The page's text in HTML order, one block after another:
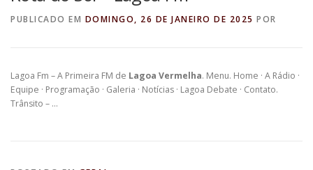
PUBLICADO EM DOMINGO, 26 DE JANEIRO DE 2025 POR
Lagoa Fm – A Primeira FM de Lagoa Vermelha. Menu. Home · A Rádio ·
Equipe · Programação · Galeria · Notícias · Lagoa Debate · Contato.
Trânsito – …